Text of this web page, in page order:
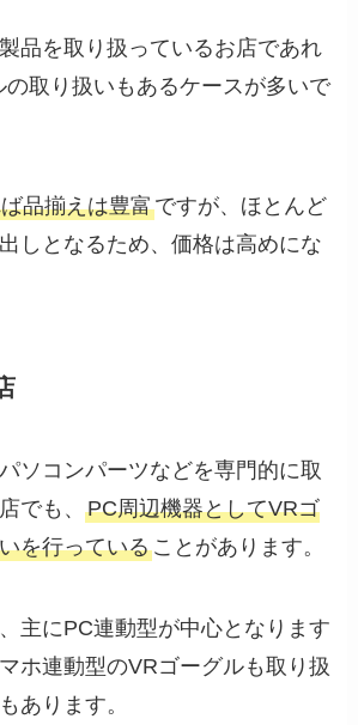
品を取り扱っているお店であれ
の取り扱いもあるケースが多いで
品揃えは豊富ですが、ほとんど
しとなるため、価格は高めにな
ソコンパーツなどを専門的に取
でも、PC周辺機器としてVRゴ
を行っていることがあります。
主にPC連動型が中心となります
ホ連動型のVRゴーグルも取り扱
あります。